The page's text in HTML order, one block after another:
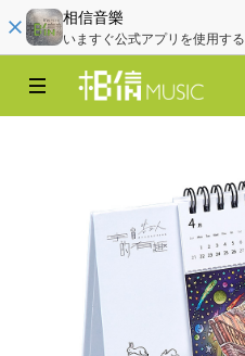
相信音樂
いますぐ公式アプリを使用する